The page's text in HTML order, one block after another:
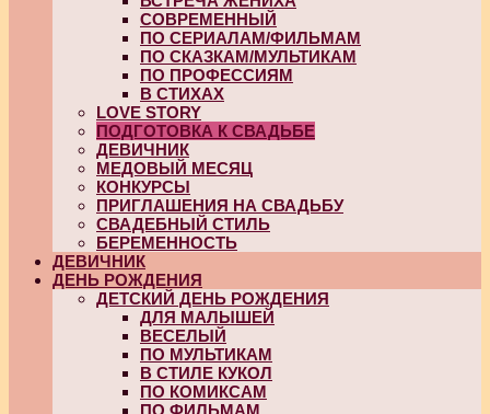
СОВРЕМЕННЫЙ
ПО СЕРИАЛАМ/ФИЛЬМАМ
ПО СКАЗКАМ/МУЛЬТИКАМ
ПО ПРОФЕССИЯМ
В СТИХАХ
LOVE STORY
ПОДГОТОВКА К СВАДЬБЕ
ДЕВИЧНИК
МЕДОВЫЙ МЕСЯЦ
КОНКУРСЫ
ПРИГЛАШЕНИЯ НА СВАДЬБУ
СВАДЕБНЫЙ СТИЛЬ
БЕРЕМЕННОСТЬ
ДЕВИЧНИК
ДЕНЬ РОЖДЕНИЯ
ДЕТСКИЙ ДЕНЬ РОЖДЕНИЯ
ДЛЯ МАЛЫШЕЙ
ВЕСЕЛЫЙ
ПО МУЛЬТИКАМ
В СТИЛЕ КУКОЛ
ПО КОМИКСАМ
ПО ФИЛЬМАМ